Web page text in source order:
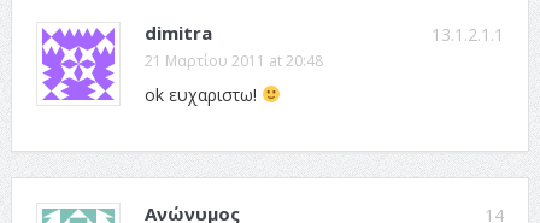
13.1.2.1.1
dimitra
21 Μαρτίου 2011 at 20:48
ok ευχαριστω!
14
Ανώνυμος